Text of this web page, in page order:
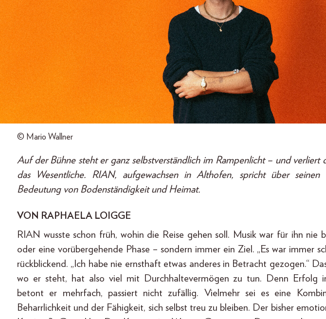
© Mario Wallner
Auf der Bühne steht er ganz selbstverständlich im Rampenlicht – und verliert
das Wesentliche. RIAN, aufgewachsen in Althofen, spricht über seinen
Bedeutung von Bodenständigkeit und Heimat.
VON RAPHAELA LOIGGE
RIAN wusste schon früh, wohin die Reise gehen soll. Musik war für ihn nie
oder eine vorübergehende Phase – sondern immer ein Ziel. „Es war immer
rückblickend. „Ich habe nie ernsthaft etwas anderes in Betracht gezogen.“
wo er steht, hat also viel mit Durchhaltevermögen zu tun. Denn Erfolg
betont er mehrfach, passiert nicht zufällig. Vielmehr sei es eine
Beharrlichkeit und der Fähigkeit, sich selbst treu zu bleiben. Der bisher